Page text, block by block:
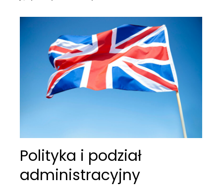
Polityka i podział
administracyjny